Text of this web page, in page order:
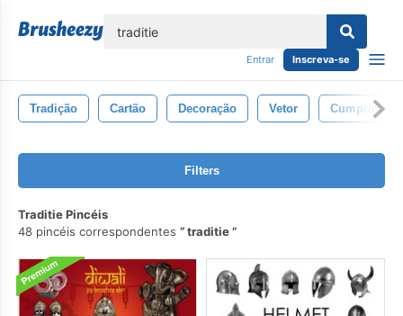
Entrar Inscreva-se
Tradição Cartão Decoração Vetor
Filters
Traditie Pincéis
48 pincéis correspondentes
traditie